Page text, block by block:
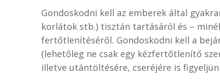
Gondoskodni kell az emberek által
korlátok stb.) tisztán tartásáról és –
fertőtlenítéséről. Gondoskodni kell a
(lehetőleg ne csak egy kézfertőtlenítő
illetve utántöltésére, cseréjére is